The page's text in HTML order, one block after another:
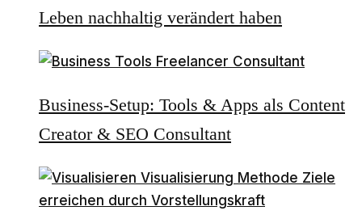
Leben nachhaltig verändert haben
Business-Setup: Tools & Apps als Content
Creator & SEO Consultant